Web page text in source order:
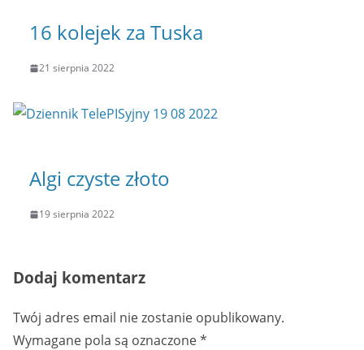
16 kolejek za Tuska
21 sierpnia 2022
Algi czyste złoto
19 sierpnia 2022
Dodaj komentarz
Twój adres email nie zostanie opublikowany.
Wymagane pola są oznaczone*